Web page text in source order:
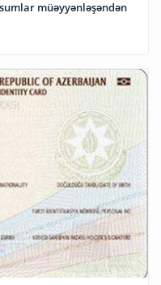
müəyyənləşəndən